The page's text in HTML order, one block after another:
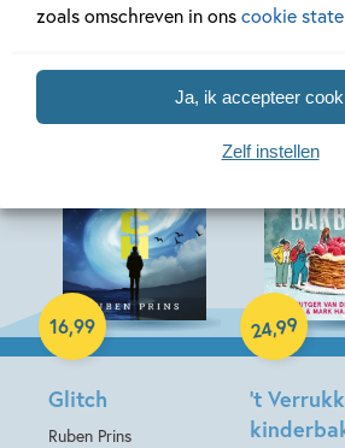
zoals omschreven in onscookie
Ja, ik accepteer
Zelf instellen
Bekijk ook eens
Glitch
Ruben Prins
16,99
Paperback
’t
24,99
Hardcover